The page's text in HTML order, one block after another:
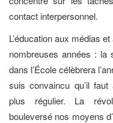
contact interpersonnel.
L’éducation aux médias
nombreuses années :
dans l’École célèbrera
suis convaincu qu’il
plus régulier. La
bouleversé nos moyens